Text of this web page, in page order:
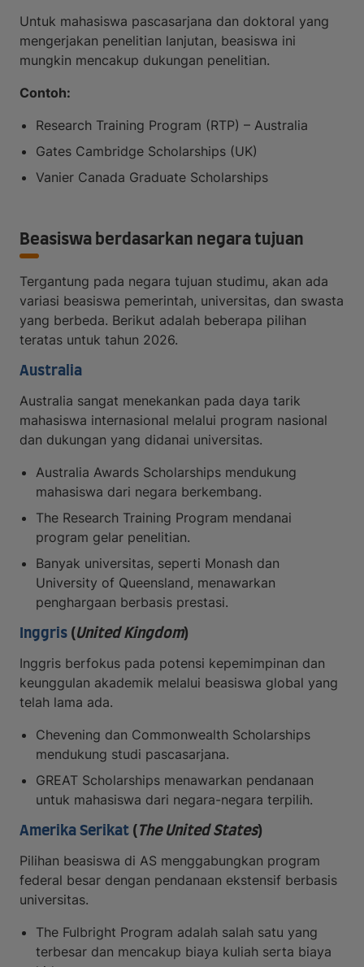
Untuk mahasiswa pascasarjana dan doktoral yang
mengerjakan penelitian lanjutan, beasiswa ini
mungkin mencakup dukungan penelitian.
Contoh:
Research Training Program (RTP) – Australia
Gates Cambridge Scholarships (UK)
Vanier Canada Graduate Scholarships
Beasiswa berdasarkan negara tujuan
Tergantung pada negara tujuan studimu, akan ada
variasi beasiswa pemerintah, universitas, dan swasta
yang berbeda. Berikut adalah beberapa pilihan
teratas untuk tahun 2026.
Australia
Australia sangat menekankan pada daya tarik
mahasiswa internasional melalui program nasional
dan dukungan yang didanai universitas.
Australia Awards Scholarships mendukung
mahasiswa dari negara berkembang.
The Research Training Program mendanai
program gelar penelitian.
Banyak universitas, seperti Monash dan
University of Queensland, menawarkan
penghargaan berbasis prestasi.
Inggris (United Kingdom)
Inggris berfokus pada potensi kepemimpinan dan
keunggulan akademik melalui beasiswa global yang
telah lama ada.
Chevening dan Commonwealth Scholarships
mendukung studi pascasarjana.
GREAT Scholarships menawarkan pendanaan
untuk mahasiswa dari negara-negara terpilih.
Amerika Serikat ( The United States)
Pilihan beasiswa di AS menggabungkan program
federal besar dengan pendanaan ekstensif berbasis
universitas.
The Fulbright Program adalah salah satu yang
terbesar dan mencakup biaya kuliah serta biaya